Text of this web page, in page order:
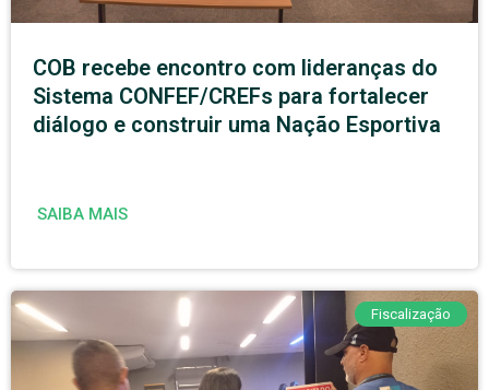
COB recebe encontro com lideranças do
Sistema CONFEF/CREFs para fortalecer
diálogo e construir uma Nação Esportiva
SAIBA MAIS
Fiscalização